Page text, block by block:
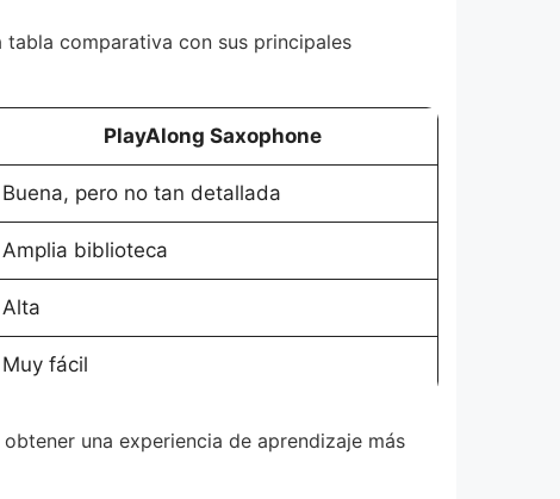
comparativa con sus principales
PlayAlong Saxophone
Buena, pero no tan detallada
Amplia biblioteca
Alta
Muy fácil
una experiencia de aprendizaje más